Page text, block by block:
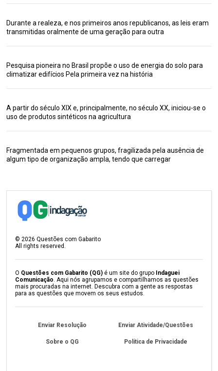
Durante a realeza, e nos primeiros anos republicanos, as leis eram
transmitidas oralmente de uma geração para outra
Pesquisa pioneira no Brasil propõe o uso de energia do solo para
climatizar edifícios Pela primeira vez na história
A partir do século XIX e, principalmente, no século XX, iniciou-se o
uso de produtos sintéticos na agricultura
Fragmentada em pequenos grupos, fragilizada pela ausência de
algum tipo de organização ampla, tendo que carregar
© 2026 Questões com Gabarito
All rights reserved.
O Questões com Gabarito (QG) é um site do grupo Indaguei
Comunicação . Aqui nós agrupamos e compartilhamos as questões
mais procuradas na internet. Descubra com a gente as respostas
para as questões que movem os seus estudos.
Enviar Resolução Enviar Atividade/Questões
Sobre o QG Política de Privacidade